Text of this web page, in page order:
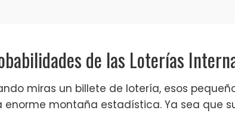
de las Loterías
miras un billete de lotería, esos
enorme montaña estadística. Ya sea que